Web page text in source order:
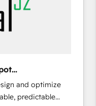
Content Hubで一体
支援：Salesforce・
スタム設計、履歴
対応：ChatGPT・
定 ✓ HubSpotアワ
/
の導入実績 ✓
with inbound,
fuel growth. 👩‍💻
websites with
AEO with tailored
HubSpot with
As
and optimize
predictable